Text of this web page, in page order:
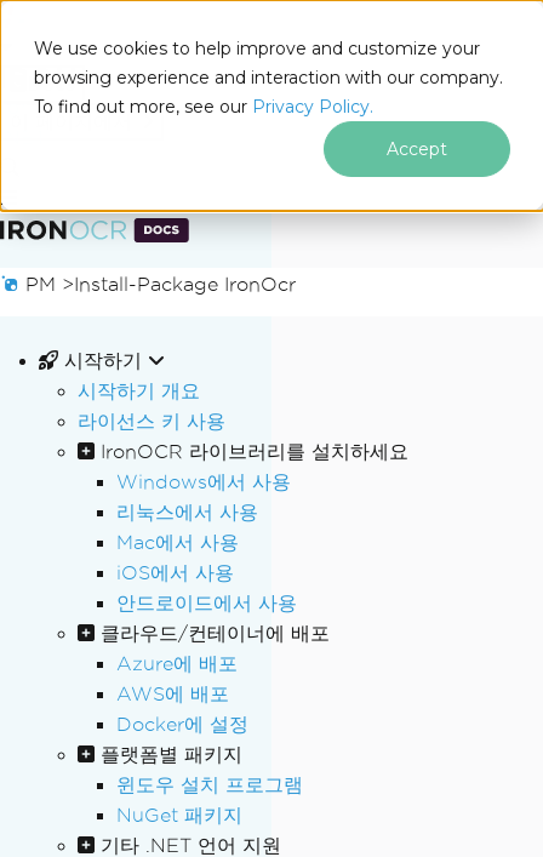
We use cookies to help improve and customize your
browsing experience and interaction with our company.
To find out more, see our Privacy Policy.
Accept
푸터 콘텐츠로 바로가기
Docs
PM >Install-Package IronOcr
시작하기
시작하기 개요
라이선스 키 사용
IronOCR 라이브러리를 설치하세요
Windows에서 사용
리눅스에서 사용
Mac에서 사용
iOS에서 사용
안드로이드에서 사용
클라우드/컨테이너에 배포
Azure에 배포
AWS에 배포
Docker에 설정
플랫폼별 패키지
윈도우 설치 프로그램
NuGet 패키지
기타 .NET 언어 지원